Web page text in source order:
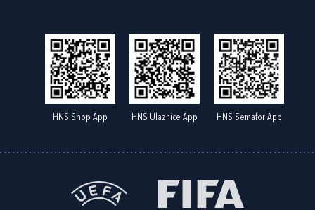
HNS Shop App HNS Ulaznice App HNS Semafor App